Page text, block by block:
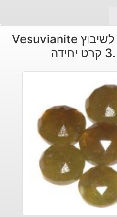
וזוביאניט מלוטשת לשיבוץ Vesuvianite